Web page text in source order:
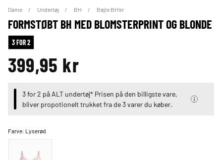
Dame Undertøj BH Bøjle BH'er
FORMSTØBT BH MED BLOMSTERPRINT OG BLONDE
3 FOR 2
399,95 kr
3 for 2 på ALT undertøj* Prisen på den billigste vare,
bliver propotionelt trukket fra de 3 varer du køber.
Farve: Lyserød